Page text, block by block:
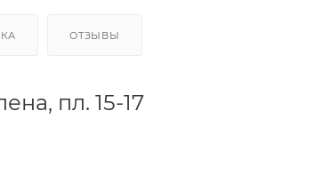
ОТЗЫВЫ
пл. 15-17